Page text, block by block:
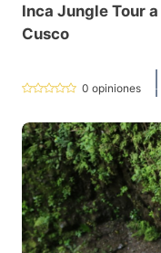
Inca Jungle Tour
Cusco
0 opiniones